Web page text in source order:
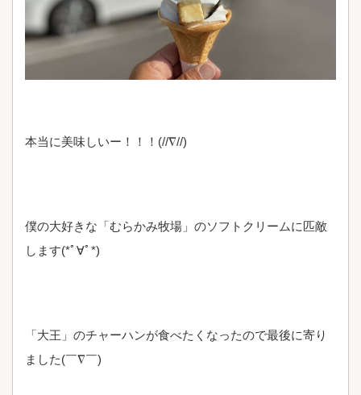
本当に美味しいー！！！(//∇//)
僕の大好きな「むらかみ牧場」のソフトクリームに匹敵
します(*ﾟ∀ﾟ*)
「大王」のチャーハンが食べたくなったので最後に寄り
ました(￣∇￣)